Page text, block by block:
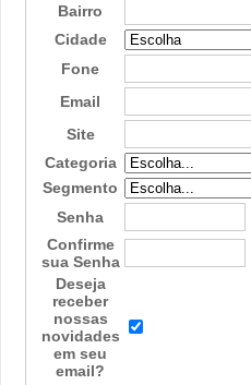
Bairro
Cidade
Fone
Email
Site
Categoria
Segmento
Senha
Confirme
sua Senha
Deseja
receber
nossas
novidades
em seu
email?